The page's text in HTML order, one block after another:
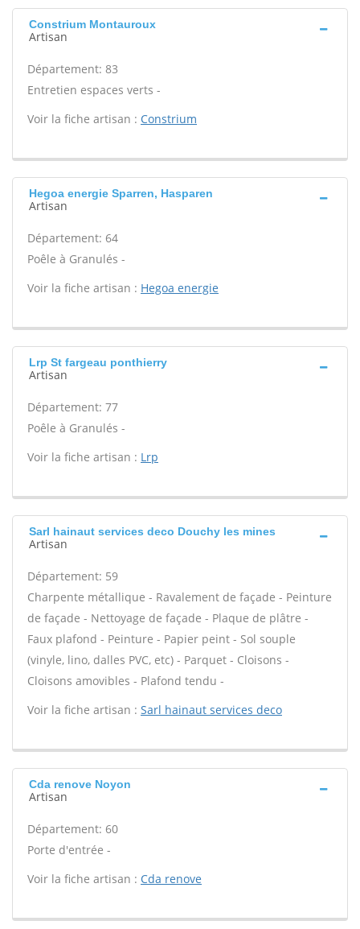
Constrium Montauroux
Artisan
Département: 83
Entretien espaces verts -
Voir la fiche artisan : Constrium
Hegoa energie Sparren, Hasparen
Artisan
Département: 64
Poêle à Granulés -
Voir la fiche artisan : Hegoa energie
Lrp St fargeau ponthierry
Artisan
Département: 77
Poêle à Granulés -
Voir la fiche artisan : Lrp
Sarl hainaut services deco Douchy les mines
Artisan
Département: 59
Charpente métallique - Ravalement de façade - Peinture
de façade - Nettoyage de façade - Plaque de plâtre -
Faux plafond - Peinture - Papier peint - Sol souple
(vinyle, lino, dalles PVC, etc) - Parquet - Cloisons -
Cloisons amovibles - Plafond tendu -
Voir la fiche artisan : Sarl hainaut services deco
Cda renove Noyon
Artisan
Département: 60
Porte d'entrée -
Voir la fiche artisan : Cda renove